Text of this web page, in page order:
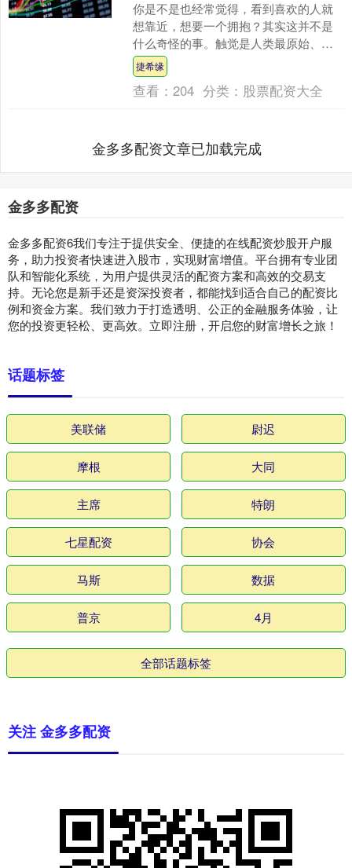
你是不是也经常觉得，看到喜欢的人就
想靠近，想要一个拥抱？其实这并不是
什么奇怪的事。触觉是人类最原始、最
基本的感觉之一，从出生那一刻起，我
们就通过触摸来认识这个世....
捷希缘
查看：204 分类： 股票配资大全
金多多配资文章已加载完成
金多多配资
金多多配资6我们专注于提供安全、便捷的在线配资炒股开户服
务，助力投资者快速进入股市，实现财富增值。平台拥有专业团
队和智能化系统，为用户提供灵活的配资方案和高效的交易支
持。无论您是新手还是资深投资者，都能找到适合自己的配资比
例和资金方案。我们致力于打造透明、公正的金融服务体验，让
您的投资更轻松、更高效。立即注册，开启您的财富增长之旅！
话题标签
美联储 尉迟
摩根 大同
主席 特朗
七星配资 协会
马斯 数据
普京 4月
全部话题标签
关注 金多多配资